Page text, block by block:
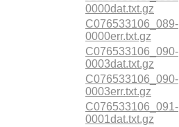
0000dat.txt.gz
C076533106_089-
0000err.txt.gz
C076533106_090-
0003dat.txt.gz
C076533106_090-
0003err.txt.gz
C076533106_091-
0001dat.txt.gz